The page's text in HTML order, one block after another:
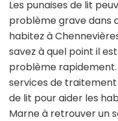
Les punaises de lit
problème grave dans
habitez à
savez à quel point il
problème
services de
de lit pour aider les
Marne à retrouver un